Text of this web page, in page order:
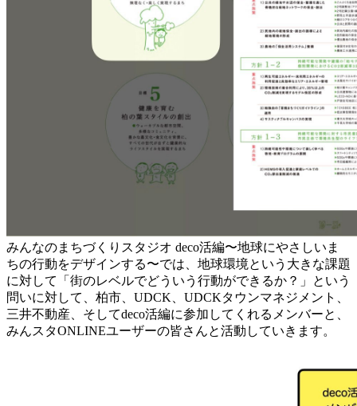
みんなのまちづくりスタジオ deco活編〜地球にやさしいま
ちの行動をデザインする〜では、地球環境という大きな課題
に対して「街のレベルでどういう行動ができるか？」という
問いに対して、柏市、UDCK、UDCKタウンマネジメント、
三井不動産、そしてdeco活編に参加してくれるメンバーと、
みんスタONLINEユーザーの皆さんと活動していきます。